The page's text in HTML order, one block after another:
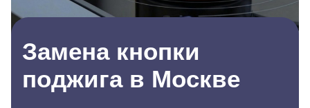
Замена кнопки
поджига в Москве